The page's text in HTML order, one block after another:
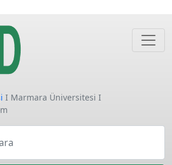
I Marmara Üniversitesi I